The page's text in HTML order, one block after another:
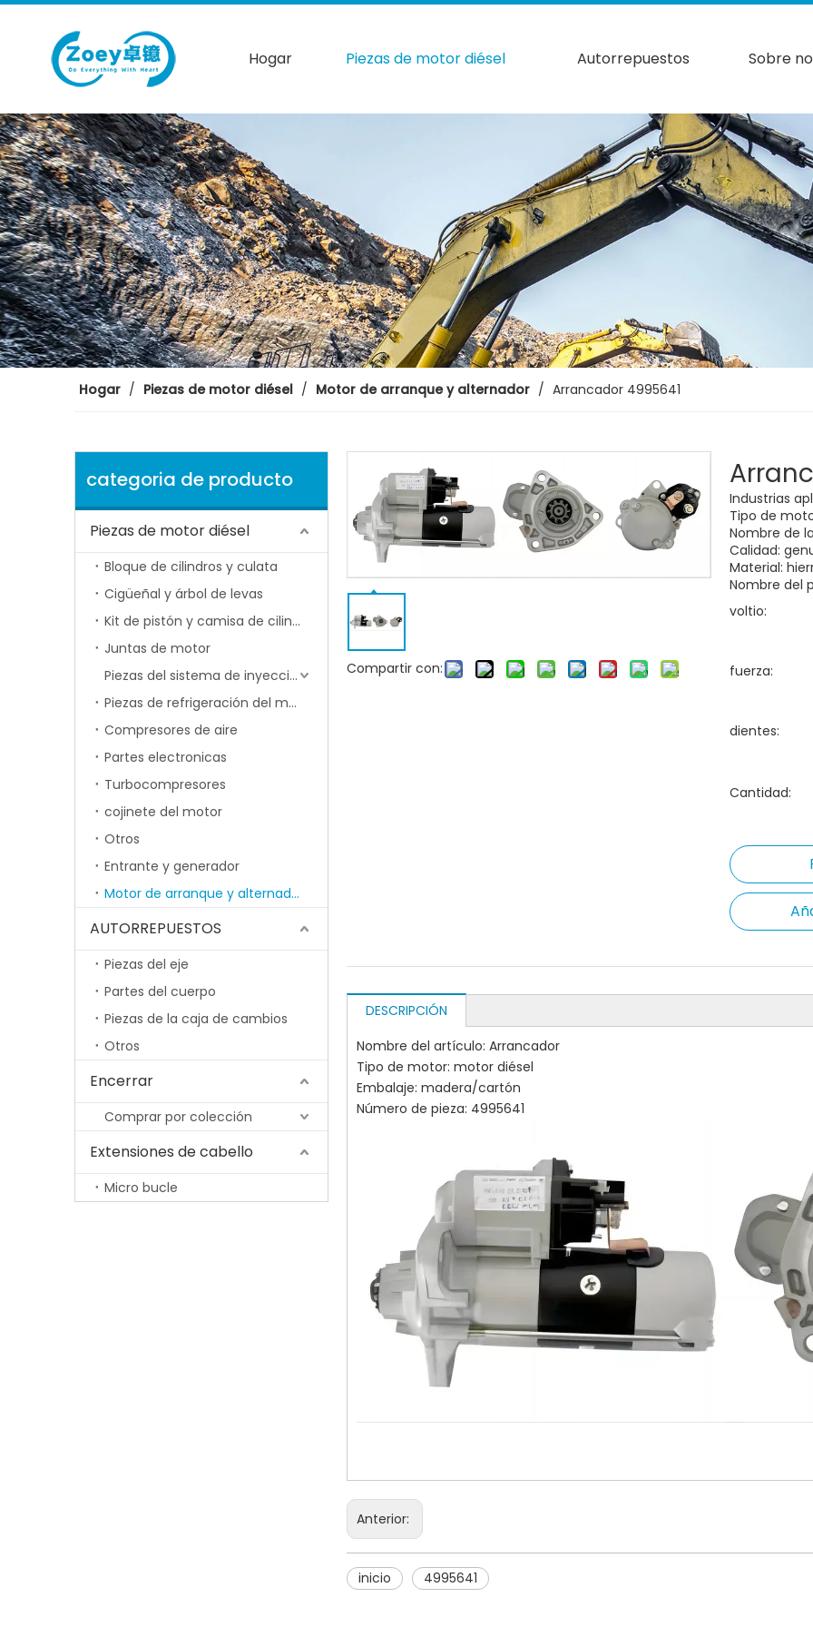
Hogar Piezas de motor diésel Autorrepuestos Sobre
Hogar / Piezas de motor diésel / Motor de arranque y alternador / Arrancador 4995641
categoria de producto
Piezas de motor diésel
Bloque de cilindros y culata
Cigüeñal y árbol de levas
Kit de pistón y camisa de cilindro
Juntas de motor
Piezas del sistema de inyección de combustible
Piezas de refrigeración del motor
Compresores de aire
Partes electronicas
Turbocompresores
cojinete del motor
Otros
Entrante y generador
Motor de arranque y alternador
AUTORREPUESTOS
Piezas del eje
Partes del cuerpo
Piezas de la caja de cambios
Otros
Encerrar
Comprar por colección
Extensiones de cabello
Micro bucle
Compartir con:
Industrias
Tipo de
Nombre de
Calidad:
Material:
Nombre del
voltio:
fuerza:
dientes:
Cantidad:
DESCRIPCIÓN
Nombre del artículo: Arrancador
Tipo de motor: motor diésel
Embalaje: madera/cartón
Número de pieza: 4995641
Anterior:
inicio 4995641